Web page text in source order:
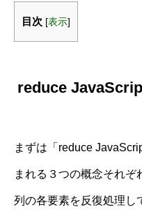
目次 [表示]
reduce
まずは「reduce
まれる３つの概念それ
列の各要素を反復処理し